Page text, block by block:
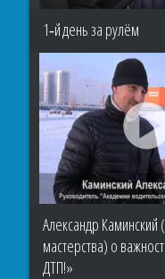
1‑й день за рулём
Александр Каминский
мастерства) о
ДТП!»